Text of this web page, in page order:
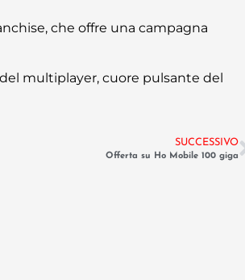
che offre una campagna
multiplayer, cuore pulsante del
SUCCESSIVO
Offerta su Ho Mobile 100 giga